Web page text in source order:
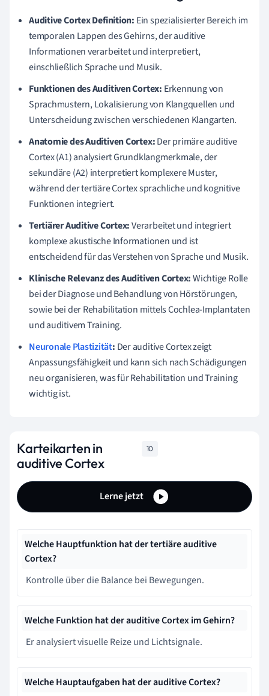
Auditive Cortex Definition: Ein spezialisierter Bereich im
temporalen Lappen des Gehirns, der auditive
Informationen verarbeitet und interpretiert,
einschließlich Sprache und Musik.
Funktionen des Auditiven Cortex: Erkennung von
Sprachmustern, Lokalisierung von Klangquellen und
Unterscheidung zwischen verschiedenen Klangarten.
Anatomie des Auditiven Cortex:Der primäre auditive
Cortex (A1) analysiert Grundklangmerkmale, der
sekundäre (A2) interpretiert komplexere Muster,
während der tertiäre Cortex sprachliche und kognitive
Funktionen integriert.
Tertiärer Auditive Cortex:Verarbeitet und integriert
komplexe akustische Informationen und ist
entscheidend für das Verstehen von Sprache und Musik.
Klinische Relevanz des Auditiven Cortex:Wichtige Rolle
bei der Diagnose und Behandlung von Hörstörungen,
sowie bei der Rehabilitation mittels Cochlea-Implantaten
und auditivem Training.
Neuronale Plastizität: Der auditive Cortex zeigt
Anpassungsfähigkeit und kann sich nach Schädigungen
neu organisieren, was für Rehabilitation und Training
wichtig ist.
Karteikarten in
auditive Cortex
10
Lerne jetzt
Welche Hauptfunktion hat der tertiäre auditive
Cortex?
Kontrolle über die Balance bei Bewegungen.
Welche Funktion hat der auditive Cortex im Gehirn?
Er analysiert visuelle Reize und Lichtsignale.
Welche Hauptaufgaben hat der auditive Cortex?